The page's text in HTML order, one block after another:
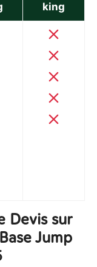
king
Devis sur
Jump